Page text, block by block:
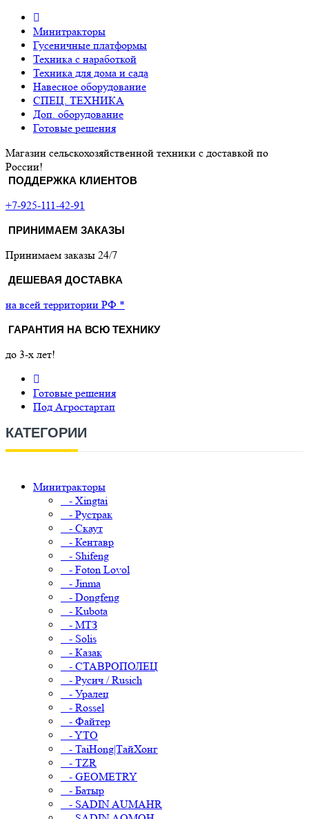
Минитракторы
Гусеничные платформы
Техника с наработкой
Техника для дома и сада
Навесное оборудование
СПЕЦ. ТЕХНИКА
Доп. оборудование
Готовые решения
Магазин сельскохозяйственной техники с доставкой по
России!
ПОДДЕРЖКА КЛИЕНТОВ
+7-925-111-42-91
ПРИНИМАЕМ ЗАКАЗЫ
Принимаем заказы 24/7
ДЕШЕВАЯ ДОСТАВКА
на всей территории РФ *
ГАРАНТИЯ НА ВСЮ ТЕХНИКУ
до 3-х лет!
Готовые решения
Под Агростартап
КАТЕГОРИИ
Минитракторы
- Xingtai
- Рустрак
- Скаут
- Кентавр
- Shifeng
- Foton Lovol
- Jinma
- Dongfeng
- Kubota
- МТЗ
- Solis
- Казак
- СТАВРОПОЛЕЦ
- Русич / Rusich
- Уралец
- Rossel
- Файтер
- YTO
- TaiHong|ТайХонг
- TZR
- GEOMETRY
- Батыр
- SADIN AUMAHR